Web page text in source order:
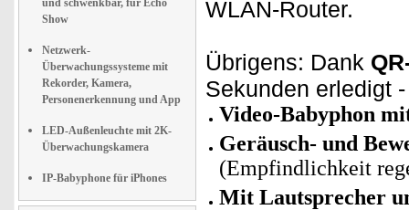
und schwenkbar, für Echo
Show
Netzwerk-
Überwachungssysteme mit
Rekorder, Kamera,
Personenerkennung und App
LED-Außenleuchte mit 2K-
Überwachungskamera
IP-Babyphone für iPhones
WLAN-Router.
Übrigens: Dank
Sekunden erledigt
Video-Babyphon
Geräusch- und
(Empfindlichkeit
Mit Lautsprecher